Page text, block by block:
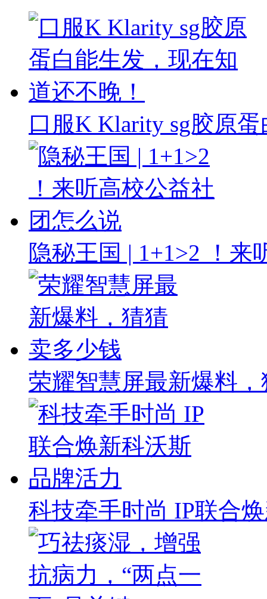
口服K Klarity sg胶原
隐秘王国 | 1+1>2 ！来
荣耀智慧屏最新爆料
科技牵手时尚 IP联合